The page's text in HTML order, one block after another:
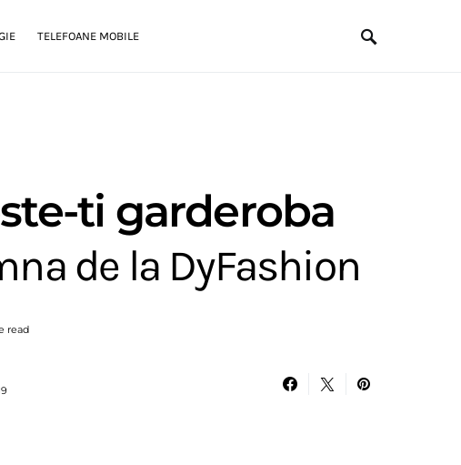
TELEFOANE MOBILE
ti garderoba
de la DyFashion
read